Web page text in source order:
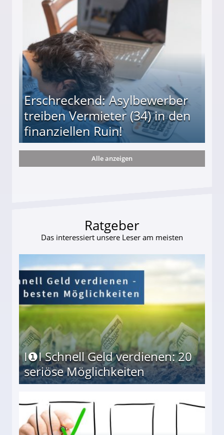
und wie viel?
Erschreckend: Asylbewerber
treiben Vermieter (34) in den
finanziellen Ruin!
(34) in den finanziellen Ruin!
Alle anzeigen
Ratgeber
Das interessiert unsere Leser am meisten
I❶I Schnell Geld verdienen: 20
seriöse Möglichkeiten